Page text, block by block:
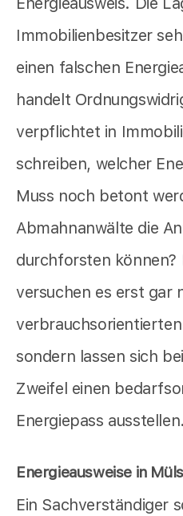
Immobilienbesitzer
einen falschen
handelt
verpflichtet in
schreiben, welcher
Muss noch betont
Abmahnanwälte die
durchforsten können?
versuchen es erst gar
verbrauchsorientierten
sondern lassen sich
Zweifel einen
Energiepass ausstellen.
Energieausweise in
Ein Sachverständiger